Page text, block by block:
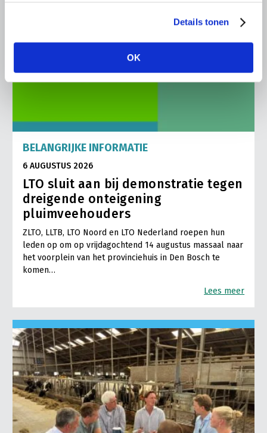
Details tonen
OK
BELANGRIJKE INFORMATIE
6 AUGUSTUS 2026
LTO sluit aan bij demonstratie tegen
dreigende onteigening
pluimveehouders
ZLTO, LLTB, LTO Noord en LTO Nederland roepen hun
leden op om op vrijdagochtend 14 augustus massaal naar
het voorplein van het provinciehuis in Den Bosch te
komen…
Lees meer